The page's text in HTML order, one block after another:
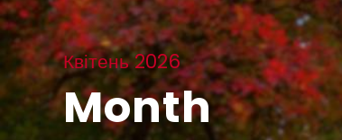
Квітень 2026
Month